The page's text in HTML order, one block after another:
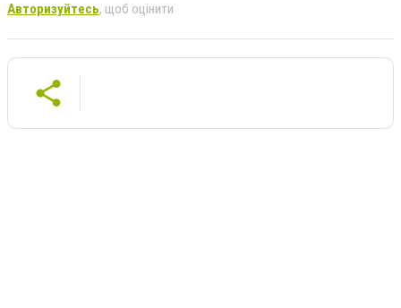
Авторизуйтесь, щоб оцінити